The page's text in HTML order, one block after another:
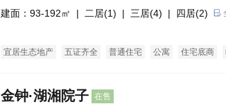
建面：93-192㎡ | 二居(1) | 三居(4) | 四居(2)
宜居生态地产 五证齐全 普通住宅 公寓 住宅底商
金钟·湖湘院子 在售